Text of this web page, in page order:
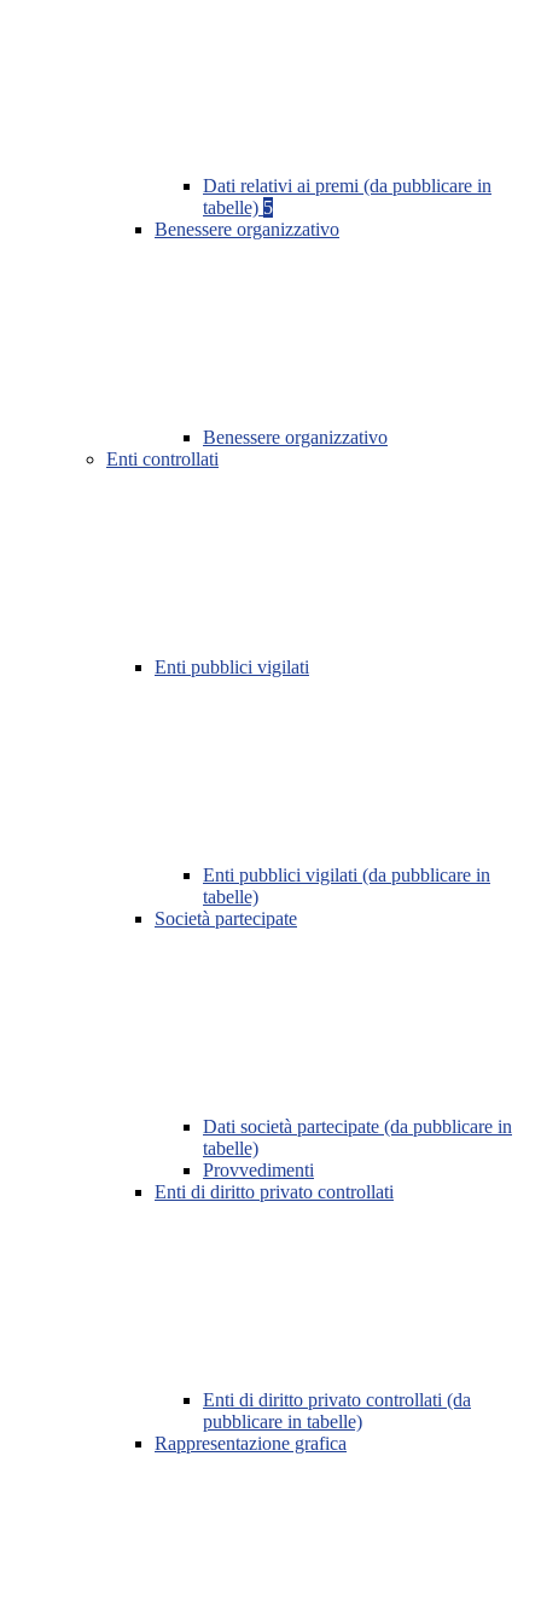
Dati relativi ai premi (da pubblicare in
tabelle) 5
Benessere organizzativo
Benessere organizzativo
Enti controllati
Enti pubblici vigilati
Enti pubblici vigilati (da pubblicare in
tabelle)
Società partecipate
Dati società partecipate (da pubblicare in
tabelle)
Provvedimenti
Enti di diritto privato controllati
Enti di diritto privato controllati (da
pubblicare in tabelle)
Rappresentazione grafica